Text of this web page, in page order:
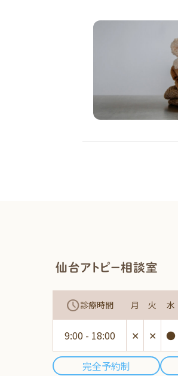
schedule診療時間 月 火 水
9:00 - 18:00 ✕ ✕ ●
完全予約制